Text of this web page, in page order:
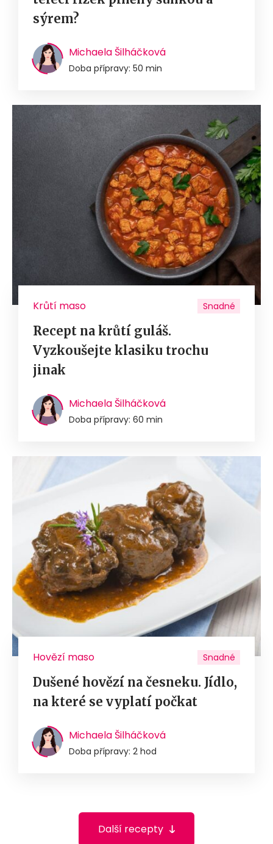
sýrem?
Michaela Šilháčková
Doba přípravy: 50 min
Krůtí maso Snadné
Recept na krůtí guláš.
Vyzkoušejte klasiku trochu
jinak
Michaela Šilháčková
Doba přípravy: 60 min
Hovězí maso Snadné
Dušené hovězí na česneku. Jídlo,
na které se vyplatí počkat
Michaela Šilháčková
Doba přípravy: 2 hod
Další recepty